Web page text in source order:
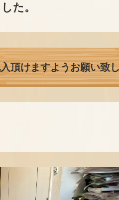
た。
頂けますようお願い致